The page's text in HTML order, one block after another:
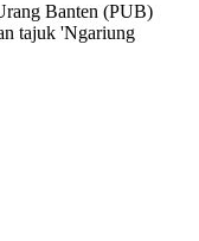
Banten (PUB)
tajuk 'Ngariung